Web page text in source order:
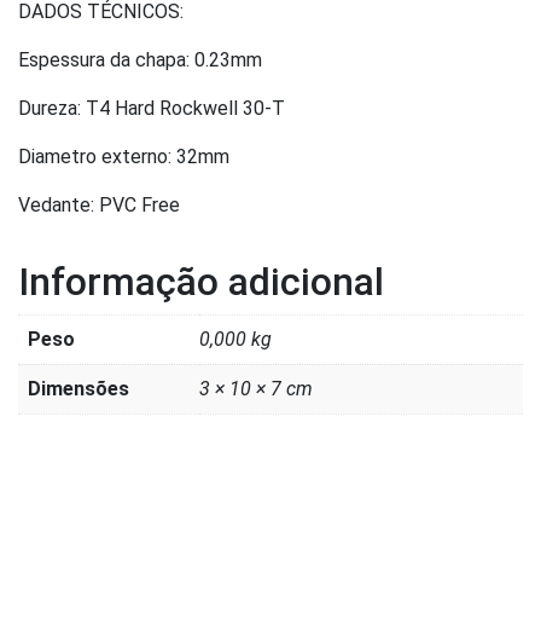
DADOS TÉCNICOS:
Espessura da chapa: 0.23mm
Dureza: T4 Hard Rockwell 30-T
Diametro externo: 32mm
Vedante: PVC Free
Informação adicional
Peso 0,000 kg
Dimensões 3 × 10 × 7 cm